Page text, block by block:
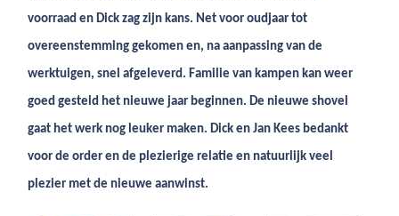
voorraad en Dick zag zijn kans. Net voor oudjaar tot
overeenstemming gekomen en, na aanpassing van de
werktuigen, snel afgeleverd. Familie van kampen kan weer
goed gesteld het nieuwe jaar beginnen. De nieuwe shovel
gaat het werk nog leuker maken. Dick en Jan Kees bedankt
voor de order en de plezierige relatie en natuurlijk veel
plezier met de nieuwe aanwinst.